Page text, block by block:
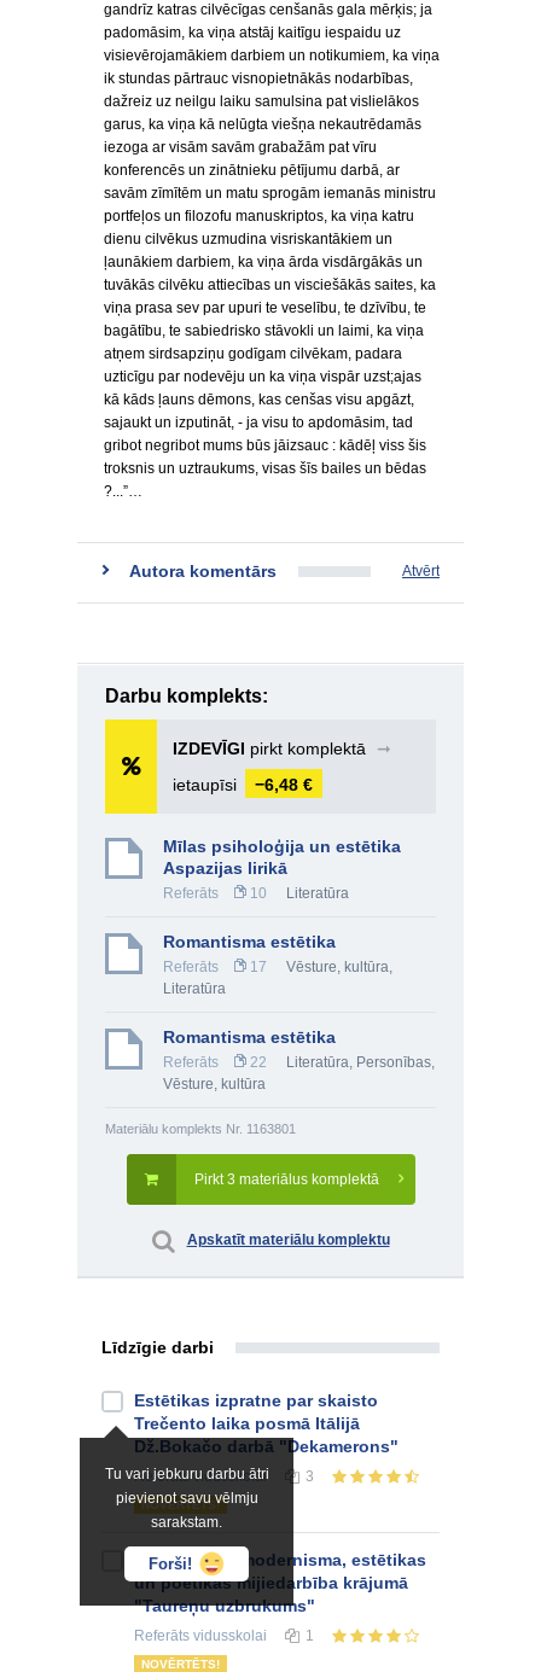
gandrīz katras cilvēcīgas cenšanās gala mērķis; ja
padomāsim, ka viņa atstāj kaitīgu iespaidu uz
visievērojamākiem darbiem un notikumiem, ka viņa
ik stundas pārtrauc visnopietnākās nodarbības,
dažreiz uz neilgu laiku samulsina pat vislielākos
garus, ka viņa kā nelūgta viešņa nekautrēdamās
iezoga ar visām savām grabažām pat vīru
konferencēs un zinātnieku pētījumu darbā, ar
savām zīmītēm un matu sprogām iemanās ministru
portfeļos un filozofu manuskriptos, ka viņa katru
dienu cilvēkus uzmudina visriskantākiem un
ļaunākiem darbiem, ka viņa ārda visdārgākās un
tuvākās cilvēku attiecības un visciešākās saites, ka
viņa prasa sev par upuri te veselību, te dzīvību, te
bagātību, te sabiedrisko stāvokli un laimi, ka viņa
atņem sirdsapziņu godīgam cilvēkam, padara
uzticīgu par nodevēju un ka viņa vispār uzst;ajas
kā kāds ļauns dēmons, kas cenšas visu apgāzt,
sajaukt un izputināt, - ja visu to apdomāsim, tad
gribot negribot mums būs jāizsauc : kādēļ viss šis
troksnis un uztraukums, visas šīs bailes un bēdas
?...”…
Autora komentārs Atvērt
Darbu komplekts:
IZDEVĪGI pirkt komplektā
➞
ietaupīsi
−6,48 €
Mīlas psiholoģija un estētika
Aspazijas lirikā
Referāts 10 Literatūra
Romantisma estētika
Referāts 17 Vēsture, kultūra,
Literatūra
Romantisma estētika
Referāts 22 Literatūra, Personības,
Vēsture, kultūra
Materiālu komplekts Nr. 1163801
Pirkt 3 materiālus komplektā
Apskatīt materiālu komplektu
Līdzīgie darbi
Tu vari jebkuru darbu ātri
pievienot savu vēlmju
sarakstam.
Forši!
Estētikas izpratne par skaisto
Trečento laika posmā Itālijā
Dž.Bokačo darbā "Dekamerons"
Referātsvidusskolai 3
NOVĒRTĒTS!
Reālisma un modernisma, estētikas
un poētikas mijiedarbība krājumā
"Taureņu uzbrukums"
Referāts vidusskolai 1
NOVĒRTĒTS!